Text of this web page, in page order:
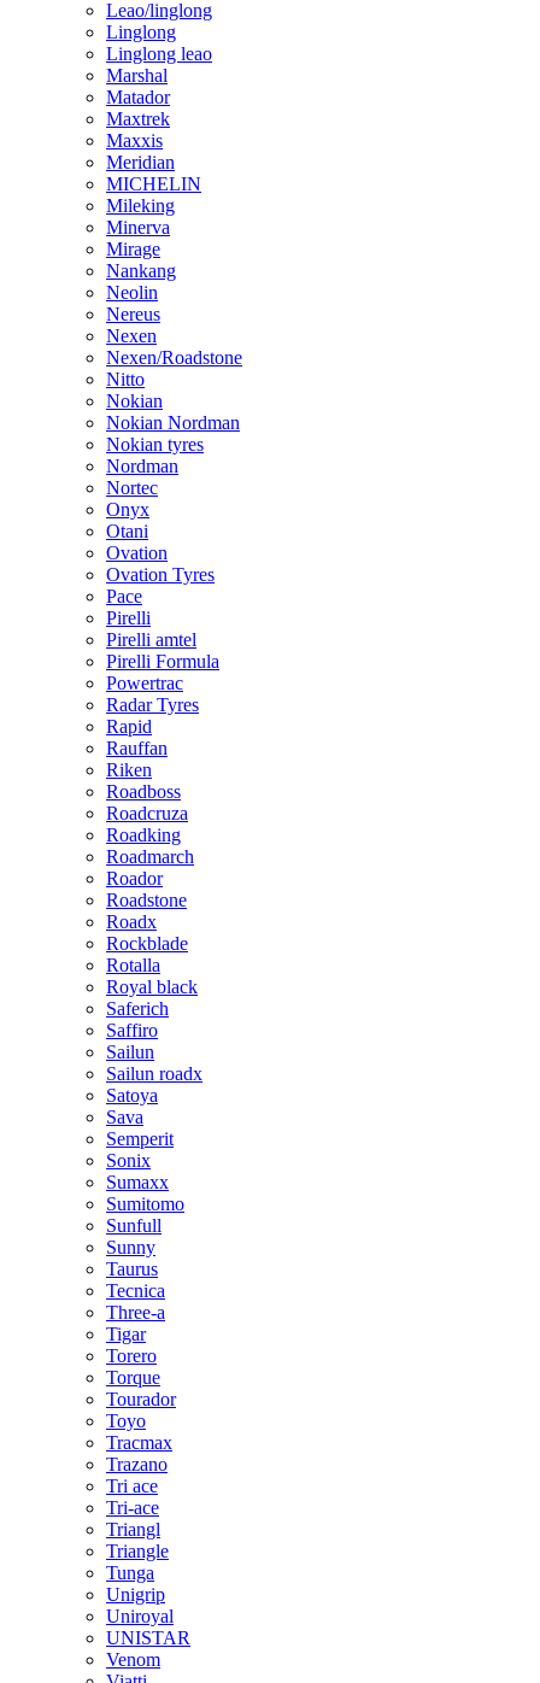
Leao/linglong
Linglong
Linglong leao
Marshal
Matador
Maxtrek
Maxxis
Meridian
MICHELIN
Mileking
Minerva
Mirage
Nankang
Neolin
Nereus
Nexen
Nexen/Roadstone
Nitto
Nokian
Nokian Nordman
Nokian tyres
Nordman
Nortec
Onyx
Otani
Ovation
Ovation Tyres
Pace
Pirelli
Pirelli amtel
Pirelli Formula
Powertrac
Radar Tyres
Rapid
Rauffan
Riken
Roadboss
Roadcruza
Roadking
Roadmarch
Roador
Roadstone
Roadx
Rockblade
Rotalla
Royal black
Saferich
Saffiro
Sailun
Sailun roadx
Satoya
Sava
Semperit
Sonix
Sumaxx
Sumitomo
Sunfull
Sunny
Taurus
Tecnica
Three-a
Tigar
Torero
Torque
Tourador
Toyo
Tracmax
Trazano
Tri ace
Tri-ace
Triangl
Triangle
Tunga
Unigrip
Uniroyal
UNISTAR
Venom